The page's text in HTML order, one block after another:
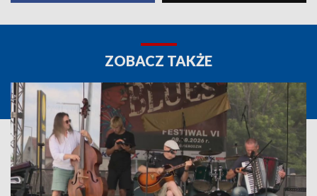
ZOBACZ TAKŻE